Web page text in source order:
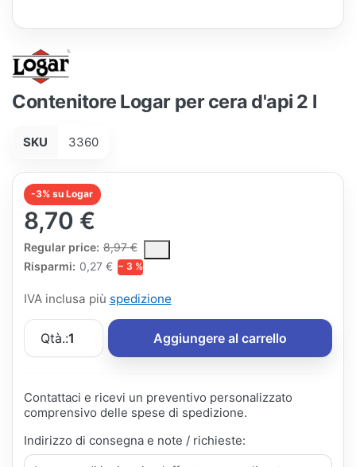
Contenitore Logar per cera d'api 2 l
SKU 3360
-3% su Logar
8,70 €
Regular price: 8,97 €
The Regular Price is the median selling price paid by
Risparmi: 0,27 € − 3 %
IVA inclusa più spedizione
Qtà.:1 Aggiungere al carrello
Contattaci e ricevi un preventivo personalizzato
comprensivo delle spese di spedizione.
Indirizzo di consegna e note / richieste: